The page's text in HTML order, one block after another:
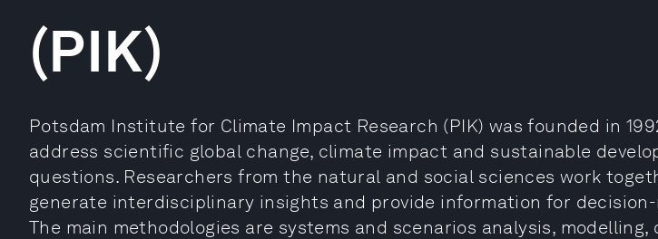
(PIK)
Potsdam Institute for Climate Impact Research (PIK) was founded in
address scientific global change, climate impact and sustainable
questions. Researchers from the natural and social sciences work
generate interdisciplinary insights and provide information for decision-
The main methodologies are systems and scenarios analysis, modelling,